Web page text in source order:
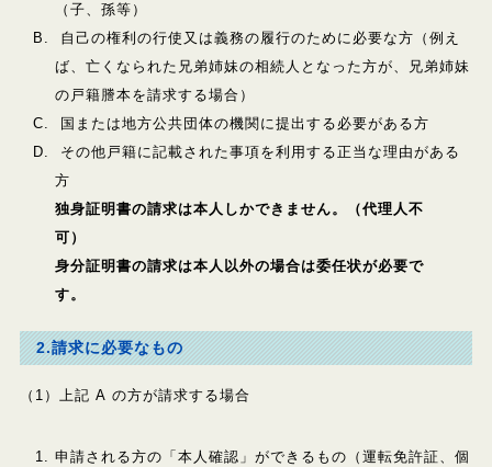
（子、孫等）
自己の権利の行使又は義務の履行のために必要な方（例え
ば、亡くなられた兄弟姉妹の相続人となった方が、兄弟姉妹
の戸籍謄本を請求する場合）
国または地方公共団体の機関に提出する必要がある方
その他戸籍に記載された事項を利用する正当な理由がある
独身証明書の請求は本人しかできません。（代理人不
身分証明書の請求は本人以外の場合は委任状が必要で
2.請求に必要なもの
（1）上記 A の方が請求する場合
申請される方の「本人確認」ができるもの（運転免許証、個